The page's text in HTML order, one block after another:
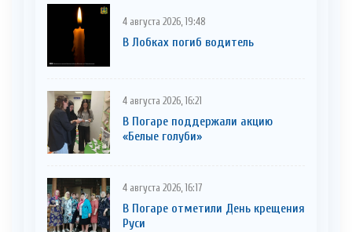
4 августа 2026, 19:48
В Лобках погиб водитель
4 августа 2026, 16:21
В Погаре поддержали акцию
«Белые голуби»
4 августа 2026, 16:17
В Погаре отметили День крещения
Руси